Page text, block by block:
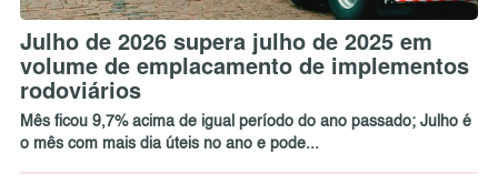
Julho de 2026 supera julho de 2025 em
volume de emplacamento de implementos
rodoviários
Mês ficou 9,7% acima de igual período do ano passado; Julho é
o mês com mais dia úteis no ano e pode...